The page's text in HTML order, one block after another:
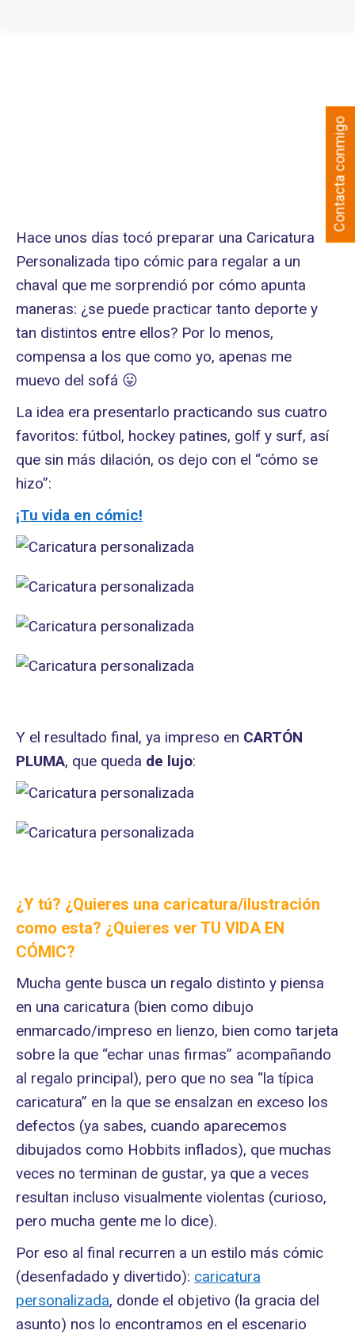
Hace unos días tocó preparar una Caricatura
Personalizada tipo cómic para regalar a un
chaval que me sorprendió por cómo apunta
maneras: ¿se puede practicar tanto deporte y
tan distintos entre ellos? Por lo menos,
compensa a los que como yo, apenas me
muevo del sofá 😛
La idea era presentarlo practicando sus cuatro
favoritos: fútbol, hockey patines, golf y surf, así
que sin más dilación, os dejo con el “cómo se
hizo”:
¡Tu vida en cómic!
Y el resultado final, ya impreso en CARTÓN
PLUMA, que queda de lujo:
¿Y tú? ¿Quieres una caricatura/ilustración
como esta? ¿Quieres ver TU VIDA EN
CÓMIC?
Mucha gente busca un regalo distinto y piensa
en una caricatura (bien como dibujo
enmarcado/impreso en lienzo, bien como tarjeta
sobre la que “echar unas firmas” acompañando
al regalo principal), pero que no sea “la típica
caricatura” en la que se ensalzan en exceso los
defectos (ya sabes, cuando aparecemos
dibujados como Hobbits inflados), que muchas
veces no terminan de gustar, ya que a veces
resultan incluso visualmente violentas (curioso,
pero mucha gente me lo dice).
Por eso al final recurren a un estilo más cómic
(desenfadado y divertido): caricatura
personalizada, donde el objetivo (la gracia del
asunto) nos lo encontramos en el escenario
Contacta conmigo